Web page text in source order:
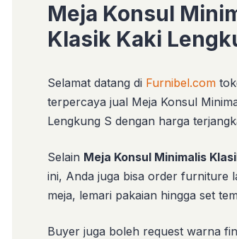
Meja Konsul
Klasik Kaki
Selamat datang di Furnibel.com
terpercaya jual Meja Konsul
Lengkung S dengan harga
Selain Meja Konsul Minimalis
ini, Anda juga bisa order furniture
meja, lemari pakaian hingga set
Buyer juga boleh request warna